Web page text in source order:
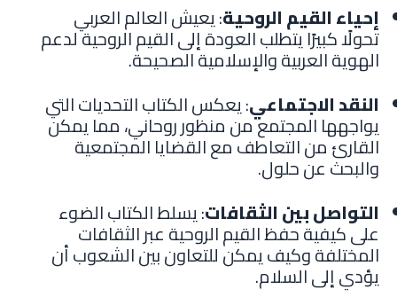
إحياء القيم الروحية: يعيش العالم العربي
تحولًا كبيرًا يتطلب العودة إلى القيم الروحية لدعم
الهوية العربية والإسلامية الصحيحة.
النقد الاجتماعي: يعكس الكتاب التحديات التي
يواجهها المجتمع من منظور روحاني، مما يمكن
القارئ من التعاطف مع القضايا المجتمعية
والبحث عن حلول.
التواصل بين الثقافات: يسلط الكتاب الضوء
على كيفية حفظ القيم الروحية عبر الثقافات
المختلفة وكيف يمكن للتعاون بين الشعوب أن
يؤدي إلى السلام.